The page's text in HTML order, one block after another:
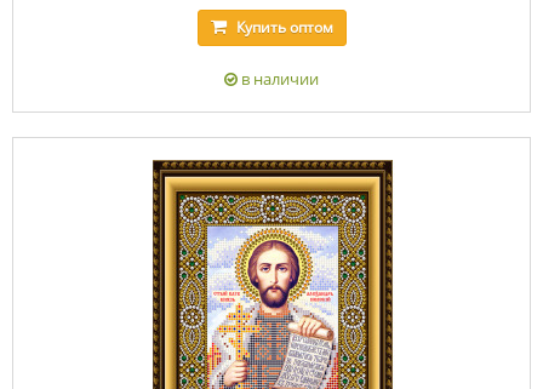
Купитьоптом
в наличии